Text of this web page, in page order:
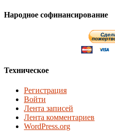
Народное софинансирование
Техническое
Регистрация
Войти
Лента записей
Лента комментариев
WordPress.org